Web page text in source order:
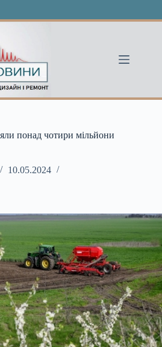
понад чотири мільйони
10.05.2024